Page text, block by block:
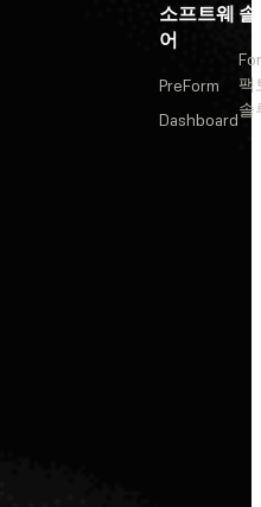
소프트웨
어
PreForm
Dashboard
팩
솔